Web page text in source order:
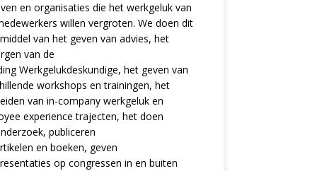
en organisaties die het werkgeluk van
willen vergroten. We doen dit
van het geven van advies, het
van de
Werkgelukdeskundige, het geven van
workshops en trainingen, het
van in-company werkgeluk en
experiencetrajecten, het doen
, publiceren
en boeken, geven
op congressen in en buiten